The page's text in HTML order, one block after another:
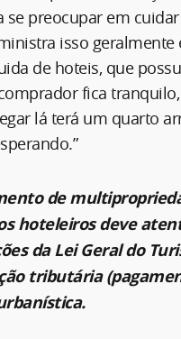
se preocupar em
isso geralmente
de hoteis, que
fica
lá terá um quarto
de
hoteleiros deve
da Lei Geral do
tributária